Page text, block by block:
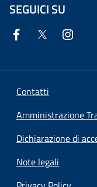
SEGUICI SU
Contatti
Amministrazione
Dichiarazione di
Note legali